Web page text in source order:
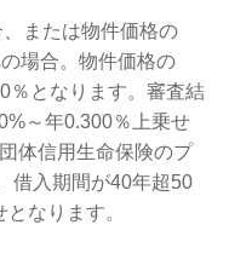
または物件価格の
場合。物件価格の
％となります。審査結
～年0.300％上乗せ
体信用生命保険のプ
借入期間が40年超50
なります。